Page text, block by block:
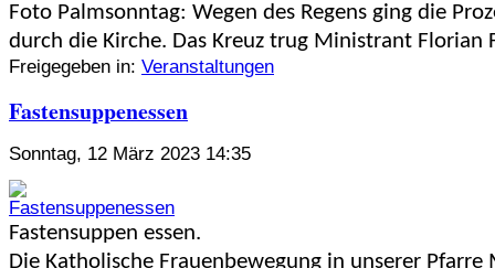
Foto Palmsonntag: Wegen des Regens ging die
durch die Kirche. Das Kreuz trug Ministrant Florian
Freigegeben in: Veranstaltungen
Fastensuppenessen
Sonntag, 12 März 2023 14:35
Fastensuppen essen.
Die Katholische Frauenbewegung in unserer Pfarre